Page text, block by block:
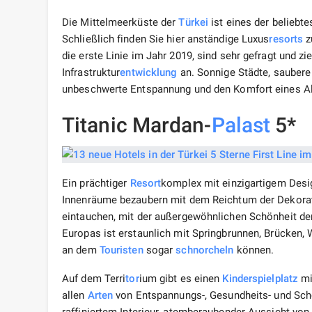
Die Mittelmeerküste derTürkei ist eines der
Schließlich finden Sie hier anständige Luxusresorts
die erste Linie im Jahr 2019, sind sehr gefragt und
Infrastrukturentwicklung an. Sonnige Städte,
unbeschwerte Entspannung und den Komfort eines
Titanic Mardan-Palast 5*
Ein prächtiger Resortkomplex mit einzigartigem
Innenräume bezaubern mit dem Reichtum der
eintauchen, mit der außergewöhnlichen Schönheit
Europas ist erstaunlich mit Springbrunnen,
an dem Touristensogarschnorcheln können.
Auf dem Territorium gibt es einen Kinderspielplatz
allen Arten von Entspannungs-, Gesundheits- und